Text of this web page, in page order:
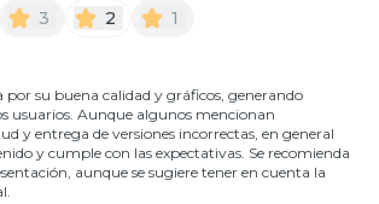
3 2 1
por su buena calidad y gráficos, generando
usuarios. Aunque algunos mencionan
y entrega de versiones incorrectas, en general
y cumple con las expectativas. Se recomienda
aunque se sugiere tener en cuenta la